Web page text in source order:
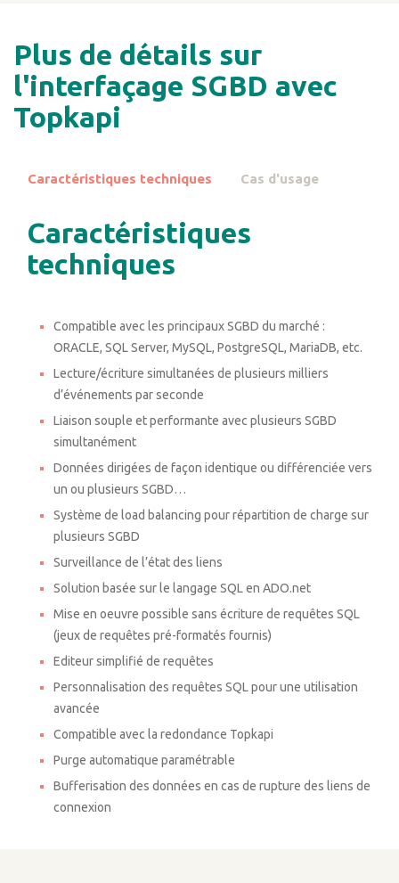
Plus de détails sur
l'interfaçage SGBD avec
Topkapi
Caractéristiques techniques Cas d'usage
Caractéristiques
techniques
Compatible avec les principaux SGBD du marché :
ORACLE, SQL Server, MySQL, PostgreSQL, MariaDB, etc.
Lecture/écriture simultanées de plusieurs milliers
d’événements par seconde
Liaison souple et performante avec plusieurs SGBD
simultanément
Données dirigées de façon identique ou différenciée vers
un ou plusieurs SGBD…
Système de load balancing pour répartition de charge sur
plusieurs SGBD
Surveillance de l’état des liens
Solution basée sur le langage SQL en ADO.net
Mise en oeuvre possible sans écriture de requêtes SQL
(jeux de requêtes pré-formatés fournis)
Editeur simplifié de requêtes
Personnalisation des requêtes SQL pour une utilisation
avancée
Compatible avec la redondance Topkapi
Purge automatique paramétrable
Bufferisation des données en cas de rupture des liens de
connexion